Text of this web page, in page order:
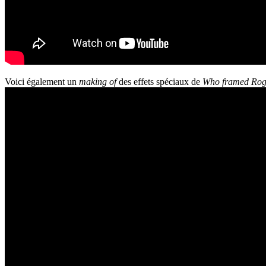
Voici également un making ofdes effets spéciaux de Who framed